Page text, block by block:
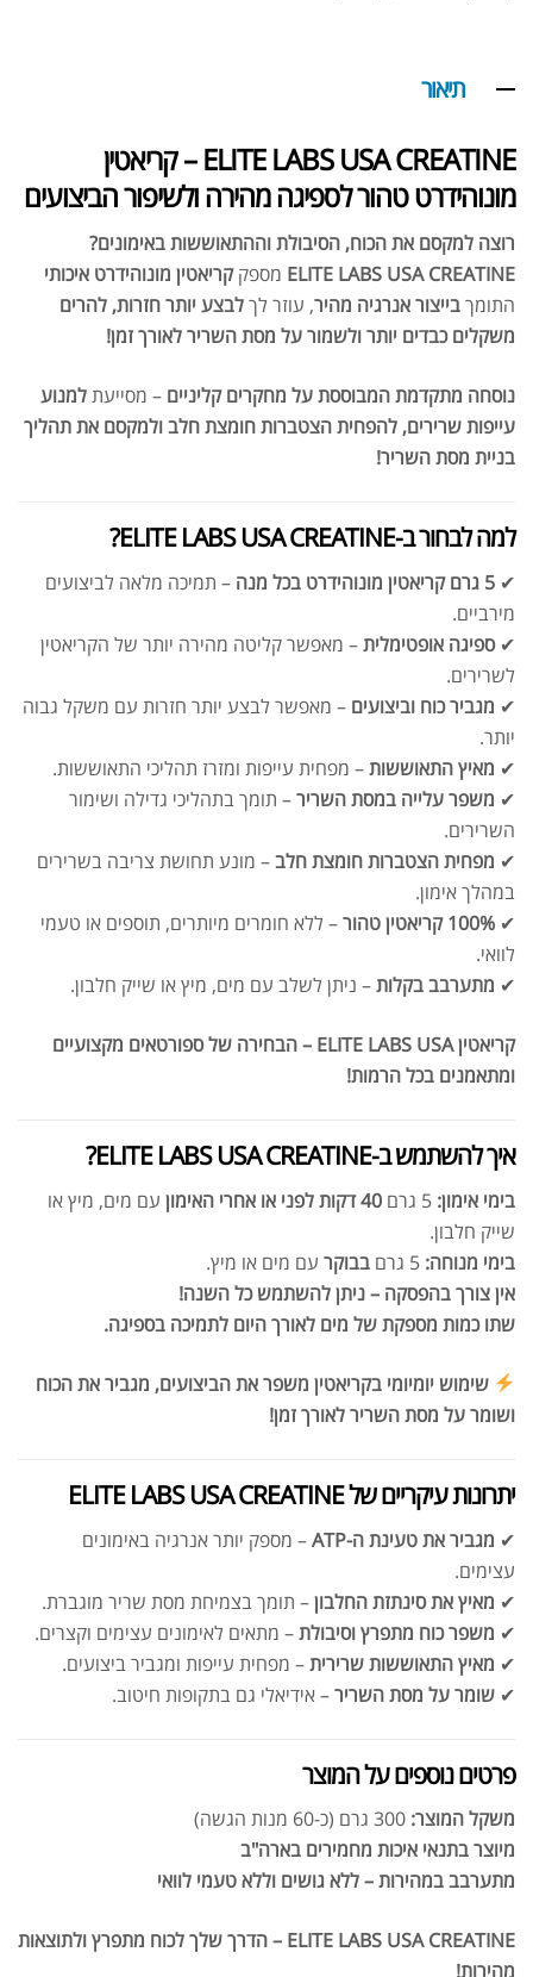
תיאור
ELITE LABS USA CREATINE – קריאטין
מונוהידרט טהור לספיגה מהירה ולשיפור הביצועים
רוצה למקסם את הכוח, הסיבולת וההתאוששות באימונים?
ELITE LABS USA CREATINE מספקקריאטין מונוהידרט איכותי
התומךבייצור אנרגיה מהיר, עוזר לךלבצע יותר חזרות, להרים
משקלים כבדים יותר ולשמור על מסת השריר לאורך זמן!
נוסחה מתקדמת המבוססת על מחקרים קליניים – מסייעתלמנוע
עייפות שרירים, להפחית הצטברות חומצת חלב ולמקסם את תהליך
בניית מסת השריר!
למה לבחור ב-ELITE LABS USA CREATINE?
✔ 5 גרם קריאטין מונוהידרט בכל מנה
– תמיכה מלאה לביצועים
מירביים.
✔ספיגה אופטימלית– מאפשר קליטה מהירה יותר של הקריאטין
לשרירים.
✔ מגביר כוח וביצועים – מאפשר לבצע יותר חזרות עם משקל גבוה
יותר.
✔ מאיץ התאוששות– מפחית עייפות ומזרז תהליכי התאוששות.
✔ משפר עלייה במסת השריר– תומך בתהליכי גדילה ושימור
השרירים.
✔ מפחית הצטברות חומצת חלב– מונע תחושת צריבה בשרירים
במהלך אימון.
✔ 100% קריאטין טהור
– ללא חומרים מיותרים, תוספים או טעמי
לוואי.
✔ מתערבב בקלות– ניתן לשלב עם מים, מיץ או שייק חלבון.
קריאטין ELITE LABS USA – הבחירה של ספורטאים מקצועיים
ומתאמנים בכל הרמות!
איך להשתמש ב-ELITE LABS USA CREATINE?
בימי אימון: 40 דקות לפני או אחרי האימון
עם מים, מיץ או
שייק חלבון.
בימי מנוחה:
בבוקר עם מים או מיץ.
אין צורך בהפסקה – ניתן להשתמש כל השנה!
שתו כמות מספקת של מים לאורך היום לתמיכה בספיגה.
שימוש יומיומי בקריאטין משפר את הביצועים, מגביר את הכוח
ושומר על מסת השריר לאורך זמן!
יתרונות עיקריים של ELITE LABS USA CREATINE
✔ מגביר את טעינת ה-ATP
– מספק יותר אנרגיה באימונים
עצימים.
✔ מאיץ את סינתזת החלבון– תומך בצמיחת מסת שריר מוגברת.
✔ משפר כוח מתפרץ וסיבולת– מתאים לאימונים עצימים וקצרים.
✔ מאיץ התאוששות שרירית– מפחית עייפות ומגביר ביצועים.
✔ שומר על מסת השריר– אידיאלי גם בתקופות חיטוב.
פרטים נוספים על המוצר
משקל המוצר:
מיוצר בתנאי איכות מחמירים בארה"ב
מתערבב במהירות – ללא גושים וללא טעמי לוואי
ELITE LABS USA CREATINE – הדרך שלך לכוח מתפרץ ולתוצאות
מהירות!
אבקת חלבון כשרה
שייקר מקצועי פרובודי לחלבון או גיינר